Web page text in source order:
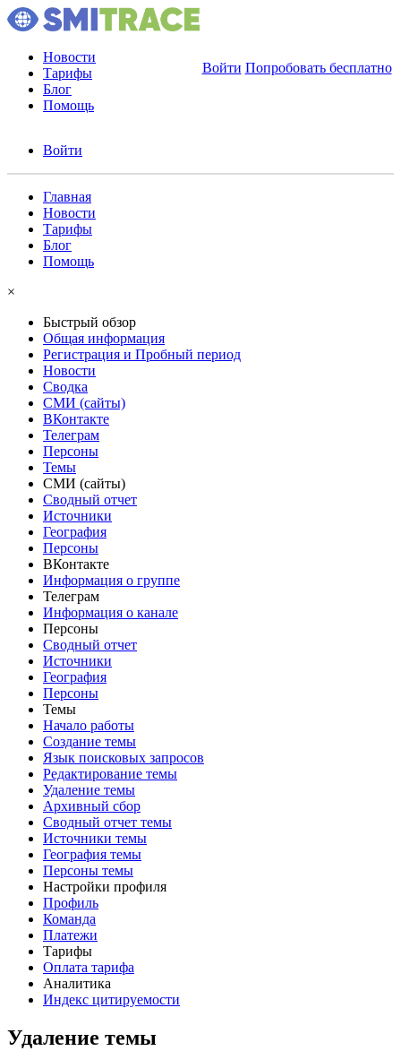
Новости
Тарифы
Блог
Помощь
Войти Попробовать бесплатно
Войти
Главная
Новости
Тарифы
Блог
Помощь
×
Быстрый обзор
Общая информация
Регистрация и Пробный период
Новости
Сводка
СМИ (сайты)
ВКонтакте
Телеграм
Персоны
Темы
СМИ (сайты)
Сводный отчет
Источники
География
Персоны
ВКонтакте
Информация о группе
Телеграм
Информация о канале
Персоны
Сводный отчет
Источники
География
Персоны
Темы
Начало работы
Создание темы
Язык поисковых запросов
Редактирование темы
Удаление темы
Архивный сбор
Сводный отчет темы
Источники темы
География темы
Персоны темы
Настройки профиля
Профиль
Команда
Платежи
Тарифы
Оплата тарифа
Аналитика
Индекс цитируемости
Удаление темы